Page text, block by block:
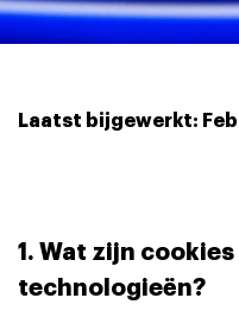
Laatst bijgewerkt:
1. Wat zijn
technologieën?